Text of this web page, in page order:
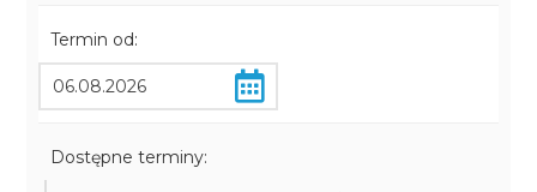
Termin od:
Dostępne terminy: